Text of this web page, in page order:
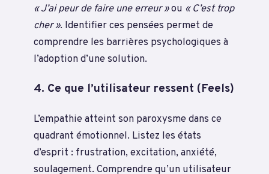
« J’ai peur de faire une erreur »ou « C’est trop
cher ». Identifier ces pensées permet de
comprendre les barrières psychologiques à
l’adoption d’une solution.
4. Ce que l’utilisateur ressent (Feels)
L’empathie atteint son paroxysme dans ce
quadrant émotionnel. Listez les états
d’esprit : frustration, excitation, anxiété,
soulagement. Comprendre qu’un utilisateur